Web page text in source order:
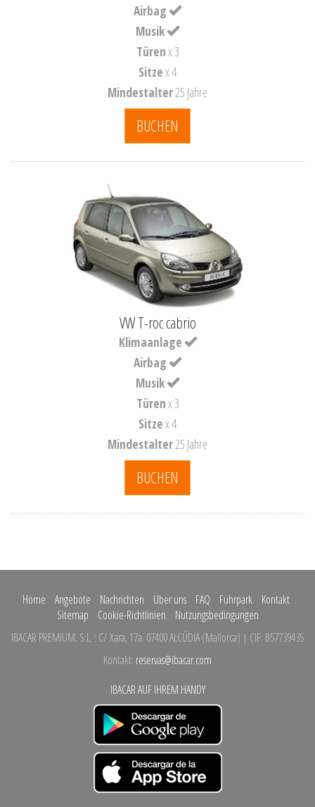
Airbag
Musik
Türenx 3
Sitzex 4
Mindestalter25 Jahre
BUCHEN
VW T-roc cabrio
Klimaanlage
Airbag
Musik
Türenx 3
Sitzex 4
Mindestalter25 Jahre
BUCHEN
Home Angebote Nachrichten Über uns FAQ Fuhrpark
Kontakt
Sitemap
Cookie-Richtlinien
Nutzungsbedingungen
IBACAR PREMIUM, S.L. : C/ Xara, 17a. 07400 ALCÚDIA(Mallorca) | CIF: B57739435
Kontakt: reservas@ibacar.com
IBACAR AUF IHREM HANDY